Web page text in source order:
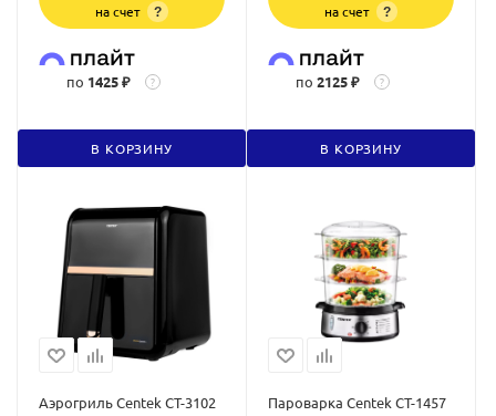
на счет
?
по 1425 ₽ ?
В КОРЗИНУ
на счет
?
по 2125 ₽ ?
В КОРЗИНУ
Аэрогриль Centek CT-3102 Пароварка Centek CT-1457